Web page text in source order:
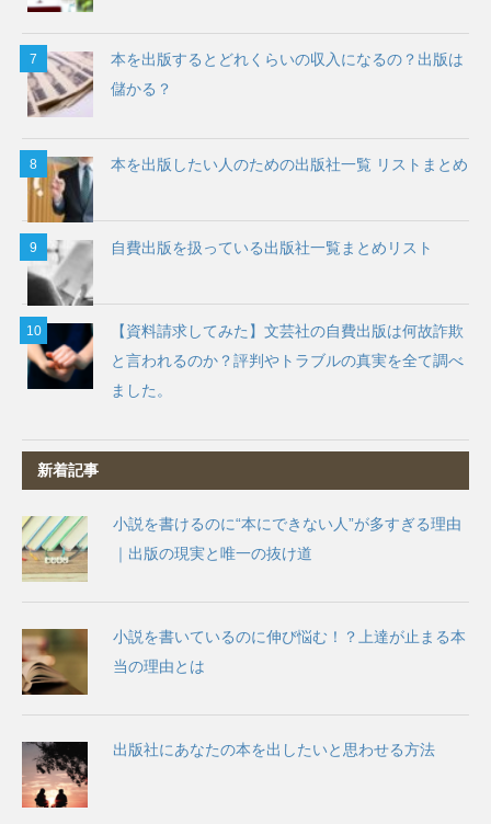
本を出版するとどれくらいの収入になるの？出版は
儲かる？
本を出版したい人のための出版社一覧 リストまとめ
自費出版を扱っている出版社一覧まとめリスト
【資料請求してみた】文芸社の自費出版は何故詐欺
と言われるのか？評判やトラブルの真実を全て調べ
ました。
新着記事
小説を書けるのに“本にできない人”が多すぎる理由
｜出版の現実と唯一の抜け道
小説を書いているのに伸び悩む！？上達が止まる本
当の理由とは
出版社にあなたの本を出したいと思わせる方法